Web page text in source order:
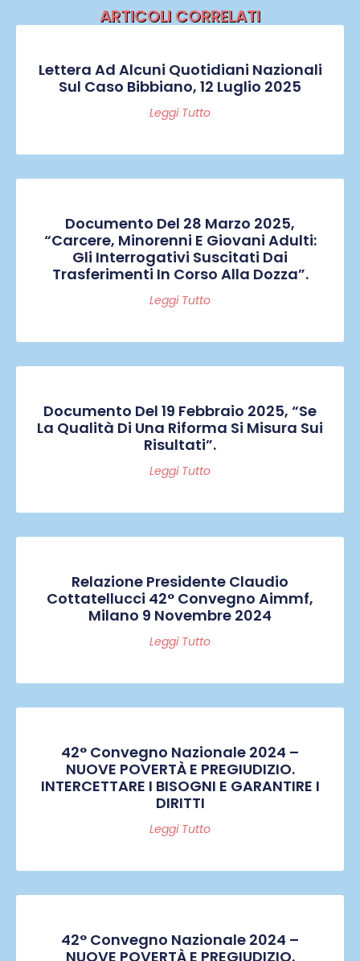
ARTICOLI CORRELATI
Lettera Ad Alcuni Quotidiani Nazionali
Sul Caso Bibbiano, 12 Luglio 2025
Leggi Tutto
Documento Del 28 Marzo 2025,
“Carcere, Minorenni E Giovani Adulti:
Gli Interrogativi Suscitati Dai
Trasferimenti In Corso Alla Dozza”.
Leggi Tutto
Documento Del 19 Febbraio 2025, “Se
La Qualità Di Una Riforma Si Misura Sui
Risultati”.
Leggi Tutto
Relazione Presidente Claudio
Cottatellucci 42° Convegno Aimmf,
Milano 9 Novembre 2024
Leggi Tutto
42° Convegno Nazionale 2024 –
NUOVE POVERTÀ E PREGIUDIZIO.
INTERCETTARE I BISOGNI E GARANTIRE I
DIRITTI
Leggi Tutto
42° Convegno Nazionale 2024 –
NUOVE POVERTÀ E PREGIUDIZIO.